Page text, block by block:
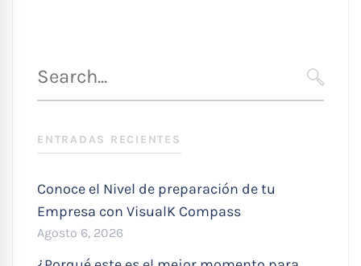
para
ENTRADAS RECIENTES
Conoce el Nivel de preparación de tu
Empresa con VisualK Compass
Agosto 6, 2026